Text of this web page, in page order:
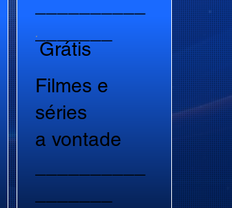
Grátis
_______
Filmes e
séries
a vontade